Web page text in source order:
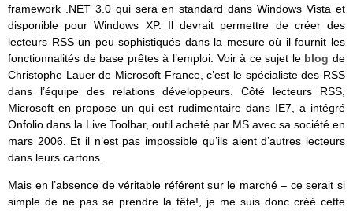
framework .NET 3.0 qui sera en standard dans Windows Vista et
disponible pour Windows XP. Il devrait permettre de créer des
lecteurs RSS un peu sophistiqués dans la mesure où il fournit les
fonctionnalités de base prêtes à l’emploi. Voir à ce sujet le blog de
Christophe Lauer de Microsoft France, c’est le spécialiste des RSS
dans l’équipe des relations développeurs. Côté lecteurs RSS,
Microsoft en propose un qui est rudimentaire dans IE7, a intégré
Onfolio dans la Live Toolbar, outil acheté par MS avec sa société en
mars 2006. Et il n’est pas impossible qu’ils aient d’autres lecteurs
dans leurs cartons.
Mais en l’absence de véritable référent sur le marché – ce serait si
simple de ne pas se prendre la tête!, je me suis donc créé cette